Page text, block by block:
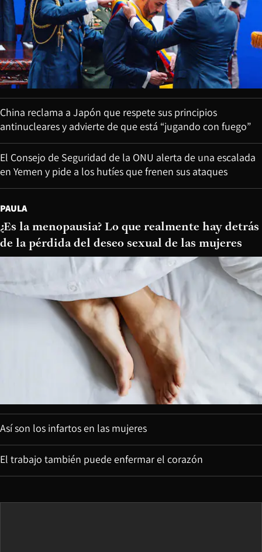
China reclama a Japón que respete sus principios
antinucleares y advierte de que está “jugando con fuego”
El Consejo de Seguridad de la ONU alerta de una escalada
en Yemen y pide a los hutíes que frenen sus ataques
PAULA
¿Es la menopausia? Lo que realmente hay detrás
de la pérdida del deseo sexual de las mujeres
Así son los infartos en las mujeres
El trabajo también puede enfermar el corazón